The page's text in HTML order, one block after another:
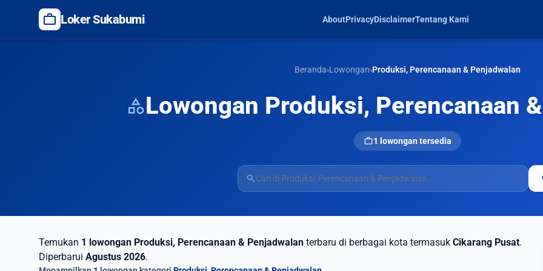
work Loker Sukabumi AboutPrivacyDisclaimerTentang Kami
Beranda›Lowongan›Produksi, Perencanaan & Penjadwalan
categoryLowongan Produksi, Perencanaan
work1 lowongan tersedia
search
Temukan 1 lowongan Produksi, Perencanaan & Penjadwalan terbaru di berbagai kota termasuk Cikarang Pusat.
Diperbarui Agustus 2026.